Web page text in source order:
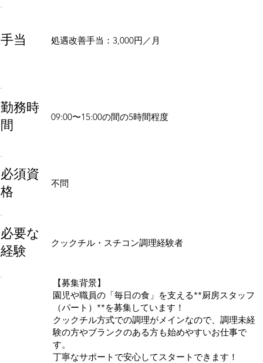
手当 処遇改善手当：3,000円／月
勤務時
間
09:00〜15:00の間の5時間程度
必須資
格
不問
必要な
経験
クックチル・スチコン調理経験者
【募集背景】
園児や職員の「毎日の食」を支える**厨房スタッフ
（パート）**を募集しています！
クックチル方式での調理がメインなので、調理未経
験の方やブランクのある方も始めやすいお仕事で
す。
丁寧なサポートで安心してスタートできます！